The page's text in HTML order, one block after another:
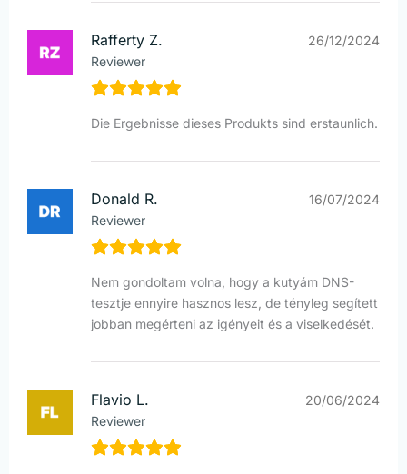
Rafferty Z.
Reviewer
26/12/2024
Die Ergebnisse dieses Produkts sind erstaunlich.
Donald R.
Reviewer
16/07/2024
Nem gondoltam volna, hogy a kutyám DNS-
tesztje ennyire hasznos lesz, de tényleg segített
jobban megérteni az igényeit és a viselkedését.
Flavio L.
Reviewer
20/06/2024